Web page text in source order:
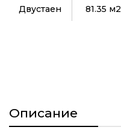
Двустаен 81.35 м2
Описание